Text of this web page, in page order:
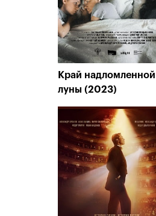
Край надломленной
луны (2023)